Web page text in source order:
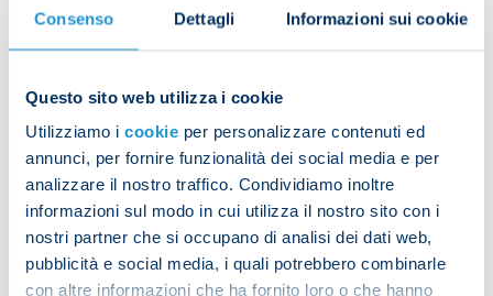
Consenso Dettagli Informazioni sui cookie
Questo sito web utilizza i cookie
Utilizziamo i cookie per personalizzare contenuti ed
annunci, per fornire funzionalità dei social media e per
analizzare il nostro traffico. Condividiamo inoltre
informazioni sul modo in cui utilizza il nostro sito con i
nostri partner che si occupano di analisi dei dati web,
pubblicità e social media, i quali potrebbero combinarle
con altre informazioni che ha fornito loro o che hanno
The Azzurri continued training ahead of their
for Saturday at 18:00 CET at the Stadio Ferraris.
The team took part in an afternoon training
session and did technical and tactical drills.
Share the article with your friends and support the